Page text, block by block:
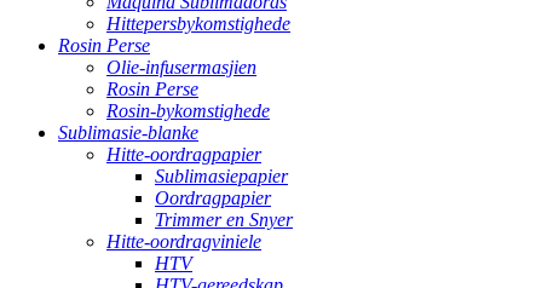
Hittepersbykomstighede
Rosin Perse
Olie-infusermasjien
Rosin Perse
Rosin-bykomstighede
Sublimasie-blanke
Hitte-oordragpapier
Sublimasiepapier
Oordragpapier
Trimmer en Snyer
Hitte-oordragviniele
HTV